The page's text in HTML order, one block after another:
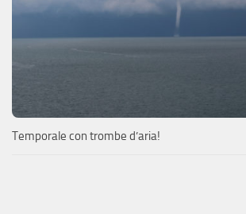
Temporale con trombe d’aria!